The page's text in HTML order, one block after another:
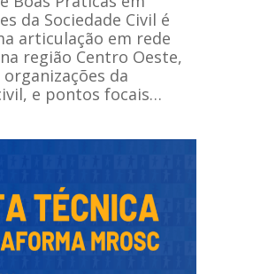
da Sociedade Civil é
articulação em rede
região Centro Oeste,
da
e pontos focais…